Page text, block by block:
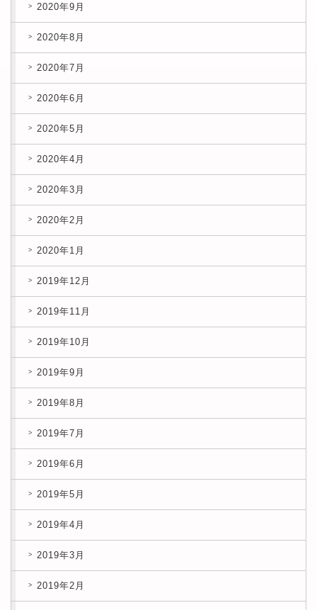
2020年9月
2020年8月
2020年7月
2020年6月
2020年5月
2020年4月
2020年3月
2020年2月
2020年1月
2019年12月
2019年11月
2019年10月
2019年9月
2019年8月
2019年7月
2019年6月
2019年5月
2019年4月
2019年3月
2019年2月